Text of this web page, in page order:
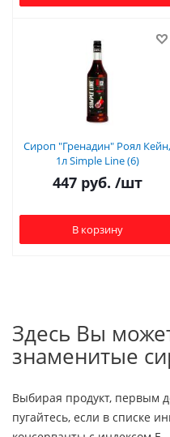
Сироп "Гренадин" Роял Кейн,
1л Simple Line (6)
447руб. /шт
В корзину
Здесь Вы
знаменитые
Выбирая продукт, первым
пугайтесь, если в списке